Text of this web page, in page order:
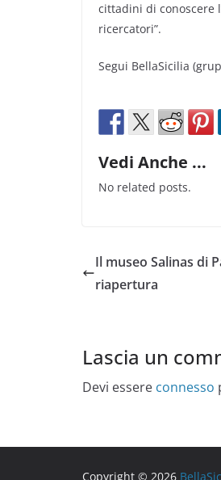
cittadini di conoscere
ricercatori”.
Segui BellaSicilia
Vedi Anche ...
No related posts.
Il museo Salinas di
riapertura
Lascia un
Devi essere connesso
Copyright © 2026